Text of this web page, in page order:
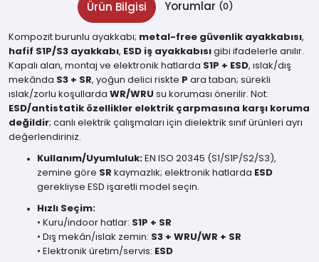
Ürün Bilgisi Yorumlar (0)
Kompozit burunlu ayakkabı; metal-free güvenlik ayakkabısı,
hafif S1P/S3 ayakkabı, ESD iş ayakkabısı gibi ifadelerle anılır.
Kapalı alan, montaj ve elektronik hatlarda S1P + ESD, ıslak/dış
mekânda S3 + SR, yoğun delici riskte P ara taban; sürekli
ıslak/zorlu koşullarda WR/WRU su koruması önerilir. Not:
ESD/antistatik özellikler elektrik çarpmasına karşı koruma
değildir; canlı elektrik çalışmaları için dielektrik sınıf ürünleri ayrı
değerlendiriniz.
Kullanım/Uyumluluk: EN ISO 20345 (S1/S1P/S2/S3),
zemine göre SR kaymazlık; elektronik hatlarda ESD
gerekliyse ESD işaretli model seçin.
Hızlı Seçim:
• Kuru/indoor hatlar: S1P + SR
• Dış mekân/ıslak zemin: S3 + WRU/WR + SR
• Elektronik üretim/servis: ESD